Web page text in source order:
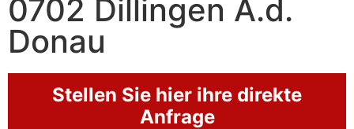
0702 Dillingen A.d.
Donau
Stellen Sie hier ihre direkte
Anfrage